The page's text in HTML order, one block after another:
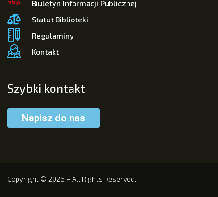
Biuletyn Informacji Publicznej
Statut Biblioteki
Regulaminy
Kontakt
Szybki kontakt
Napisz do nas
Copyright © 2026 – All Rights Reserved.